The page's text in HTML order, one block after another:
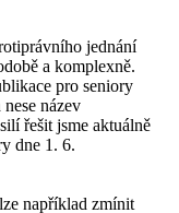
jednání
a komplexně.
pro seniory
název
řešit jsme aktuálně
dne 1. 6.
například zmínit